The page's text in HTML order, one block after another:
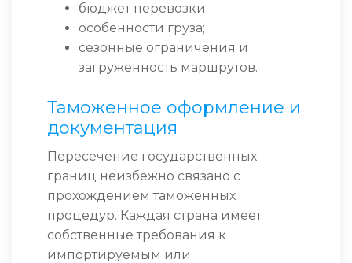
бюджет перевозки;
особенности груза;
сезонные ограничения и
загруженность маршрутов.
Таможенное оформление и
документация
Пересечение государственных
границ неизбежно связано с
прохождением таможенных
процедур. Каждая страна имеет
собственные требования к
импортируемым или